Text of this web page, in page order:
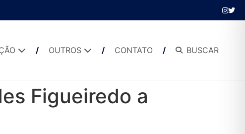
OUTROS CONTATO BUSCAR
Figueiredo a